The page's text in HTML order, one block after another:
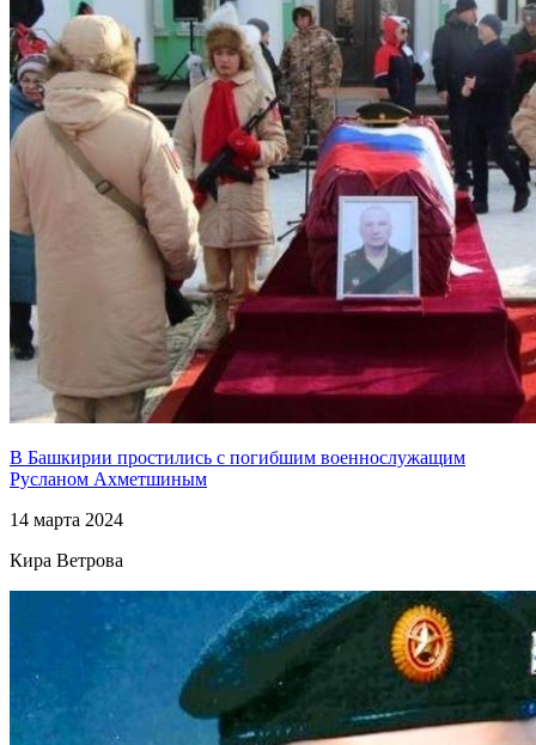
В Башкирии простились с погибшим военнослужащим
Русланом Ахметшиным
14 марта 2024
Кира Ветрова